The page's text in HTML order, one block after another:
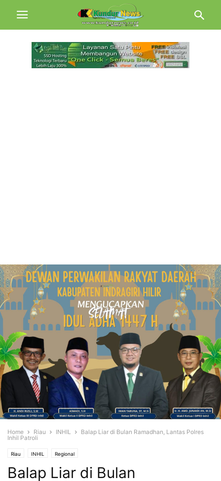
Home Riau INHIL
Balap Liar di Bulan Ramadhan, Lantas Polres
Inhil Patroli
Riau INHIL Regional
Balap Liar di Bulan